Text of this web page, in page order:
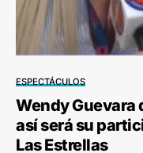
ESPECTÁCULOS
Wendy Guevara
así será su
Las Estrellas